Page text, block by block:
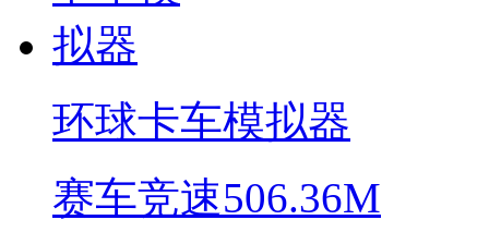
环球卡车模拟器
赛车竞速506.36M